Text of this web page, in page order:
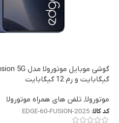
گیگابایت و رم 12 گیگابایت
موتورولا, تلفن های همراه موتورولا
کد کالا: EDGE-60-FUSION-2025